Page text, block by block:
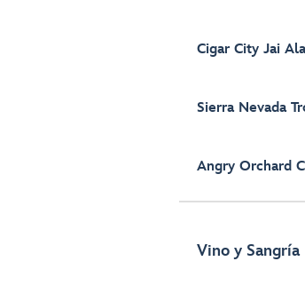
Cigar City Jai
Sierra Nevada
Angry Orchard
Vino y Sangría